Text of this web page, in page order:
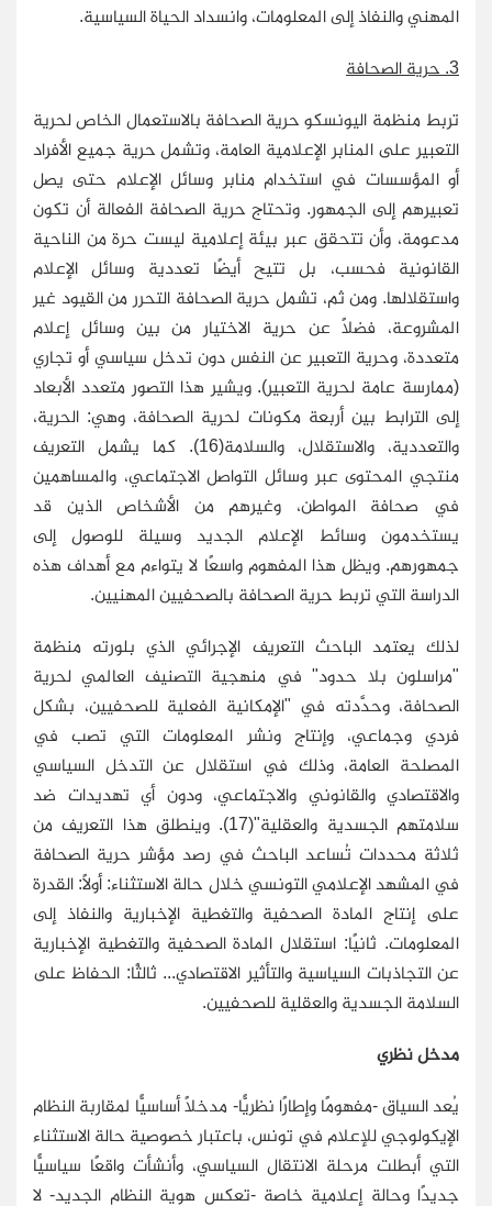
المهني والنفاذ إلى المعلومات، وانسداد الحياة السياسية.
3. حرية الصحافة
تربط منظمة اليونسكو حرية الصحافة بالاستعمال الخاص لحرية
التعبير على المنابر الإعلامية العامة، وتشمل حرية جميع الأفراد
أو المؤسسات في استخدام منابر وسائل الإعلام حتى يصل
تعبيرهم إلى الجمهور. وتحتاج حرية الصحافة الفعالة أن تكون
مدعومة، وأن تتحقق عبر بيئة إعلامية ليست حرة من الناحية
القانونية فحسب، بل تتيح أيضًا تعددية وسائل الإعلام
واستقلالها. ومن ثم، تشمل حرية الصحافة التحرر من القيود غير
المشروعة، فضلًا عن حرية الاختيار من بين وسائل إعلام
متعددة، وحرية التعبير عن النفس دون تدخل سياسي أو تجاري
(ممارسة عامة لحرية التعبير). ويشير هذا التصور متعدد الأبعاد
إلى الترابط بين أربعة مكونات لحرية الصحافة، وهي: الحرية،
والتعددية، والاستقلال، والسلامة(16). كما يشمل التعريف
منتجي المحتوى عبر وسائل التواصل الاجتماعي، والمساهمين
في صحافة المواطن، وغيرهم من الأشخاص الذين قد
يستخدمون وسائط الإعلام الجديد وسيلة للوصول إلى
جمهورهم. ويظل هذا المفهوم واسعًا لا يتواءم مع أهداف هذه
الدراسة التي تربط حرية الصحافة بالصحفيين المهنيين.
لذلك يعتمد الباحث التعريف الإجرائي الذي بلورته منظمة
"مراسلون بلا حدود" في منهجية التصنيف العالمي لحرية
الصحافة، وحدَّدته في "الإمكانية الفعلية للصحفيين، بشكل
فردي وجماعي، وإنتاج ونشر المعلومات التي تصب في
المصلحة العامة، وذلك في استقلال عن التدخل السياسي
والاقتصادي والقانوني والاجتماعي، ودون أي تهديدات ضد
سلامتهم الجسدية والعقلية"(17). وينطلق هذا التعريف من
ثلاثة محددات تُساعد الباحث في رصد مؤشر حرية الصحافة
في المشهد الإعلامي التونسي خلال حالة الاستثناء: أولًا: القدرة
على إنتاج المادة الصحفية والتغطية الإخبارية والنفاذ إلى
المعلومات. ثانيًا: استقلال المادة الصحفية والتغطية الإخبارية
عن التجاذبات السياسية والتأثير الاقتصادي... ثالثًا: الحفاظ على
السلامة الجسدية والعقلية للصحفيين.
مدخل نظري
يُعد السياق -مفهومًا وإطارًا نظريًّا- مدخلًا أساسيًّا لمقاربة النظام
الإيكولوجي للإعلام في تونس، باعتبار خصوصية حالة الاستثناء
التي أبطلت مرحلة الانتقال السياسي، وأنشأت واقعًا سياسيًّا
جديدًا وحالة إعلامية خاصة -تعكس هوية النظام الجديد- لا